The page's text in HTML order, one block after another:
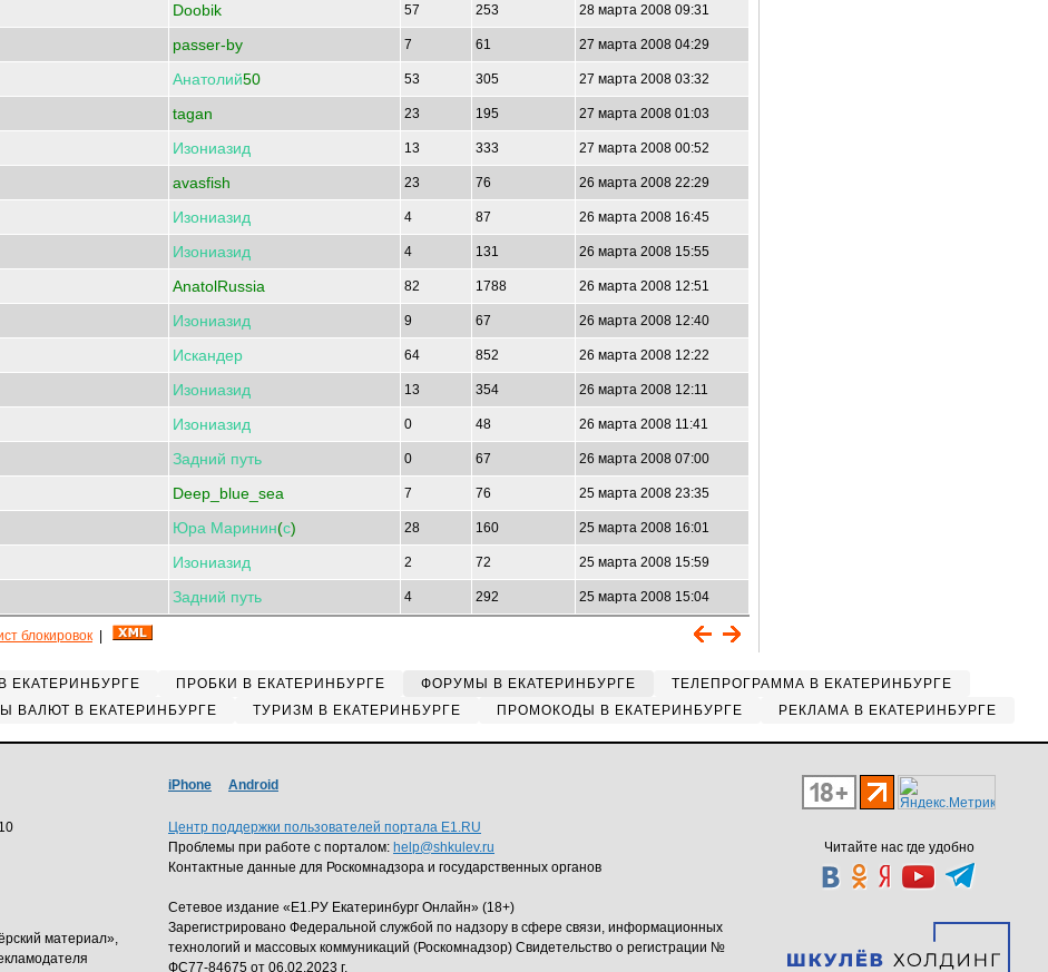
Doobik 57 253 28 марта 2008 09:31
passer-by 7 61 27 марта 2008 04:29
Анатолий50 53 305 27 марта 2008 03:32
tagan 23 195 27 марта 2008 01:03
Изониазид 13 333 27 марта 2008 00:52
avasfish 23 76 26 марта 2008 22:29
Изониазид 4 87 26 марта 2008 16:45
Изониазид 4 131 26 марта 2008 15:55
AnatolRussia 82 1788 26 марта 2008 12:51
Изониазид 9 67 26 марта 2008 12:40
Искандер 64 852 26 марта 2008 12:22
Изониазид 13 354 26 марта 2008 12:11
Изониазид 0 48 26 марта 2008 11:41
Задний путь 0 67 26 марта 2008 07:00
Deep_blue_sea 7 76 25 марта 2008 23:35
Юра Маринин(с) 28 160 25 марта 2008 16:01
Изониазид 2 72 25 марта 2008 15:59
Задний путь 4 292 25 марта 2008 15:04
блокировок
ЕКАТЕРИНБУРГЕ ПРОБКИ В ЕКАТЕРИНБУРГЕ ФОРУМЫ В ЕКАТЕРИНБУРГЕ
ТЕЛЕПРОГРАММА В ЕКАТЕРИНБУРГЕ
ВАЛЮТ В ЕКАТЕРИНБУРГЕ ТУРИЗМ В ЕКАТЕРИНБУРГЕ ПРОМОКОДЫ В ЕКАТЕРИНБУРГЕ РЕКЛАМА В ЕКАТЕРИНБУРГЕ
Читайте нас где удобно
материал»,
iPhone Android
Центр поддержки пользователей портала E1.RU
Проблемы при работе с порталом: help@shkulev.ru
Контактные данные для Роскомнадзора и государственных органов
Сетевое издание «Е1.РУ Екатеринбург Онлайн» (18+)
Зарегистрировано Федеральной службой по надзору в сфере связи, информационных
технологий и массовых коммуникаций (Роскомнадзор) Свидетельство о регистрации №
ФС77-84675 от 06.02.2023 г.